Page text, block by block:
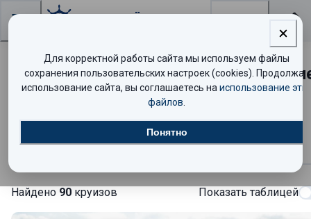
Теплоход «Александра» —
круизов и цены
Найдено 90 круизов Показать таблицей
Для корректной работы сайта мы используем файлы
сохранения пользовательских настроек (cookies). Продолжая
использование сайта, вы соглашаетесь на использование
файлов
Понятно